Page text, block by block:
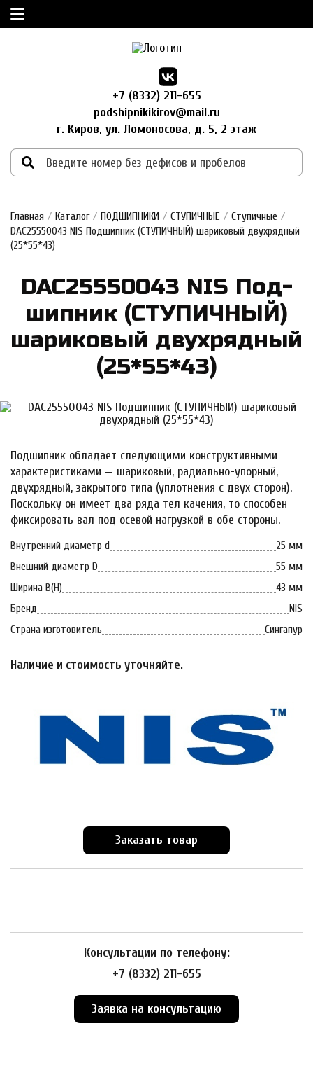
+7 (8332) 211-655
podshipnikikirov@mail.ru
г. Киров, ул. Ломоносова, д. 5, 2 этаж
Главная / Каталог / ПОДШИПНИКИ / СТУПИЧНЫЕ / Cтупичные /
DAC25550043 NIS Подшипник (СТУПИЧНЫЙ) шариковый двухрядный
(25*55*43)
DAC25550043 NIS Под­
шипник (СТУ­ПИЧ­НЫЙ)
ша­ри­ко­вый двух­рядный
(25*55*43)
Подшипник обладает следующими конструктивными
характеристиками — шариковый, радиально-упорный,
двухрядный, закрытого типа (уплотнения с двух сторон).
Поскольку он имеет два ряда тел качения, то способен
фиксировать вал под осевой нагрузкой в обе стороны.
Внутренний диаметр d
25 мм
Внешний диаметр D
55 мм
Ширина B(H)
43 мм
Бренд
NIS
Страна изготовитель
Сингапур
Наличие и стоимость уточняйте.
Заказать товар
Консультации по телефону:
+7 (8332) 211-655
Заявка на консультацию